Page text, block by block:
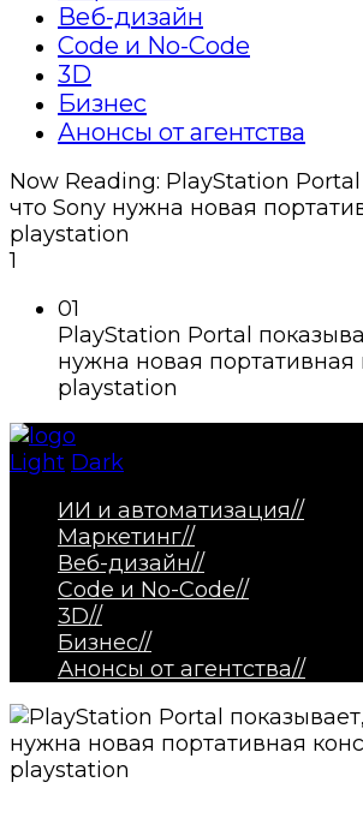
Веб-дизайн
Code и No-Code
3D
Бизнес
Анонсы от агентства
Now Reading: PlayStation
что Sony нужна новая
playstation
1
01
PlayStation Portal
нужна новая портативная
playstation
Light Dark
ИИ и автоматизация//
Маркетинг//
Веб-дизайн//
Code и No-Code//
3D//
Бизнес//
Анонсы от агентства//